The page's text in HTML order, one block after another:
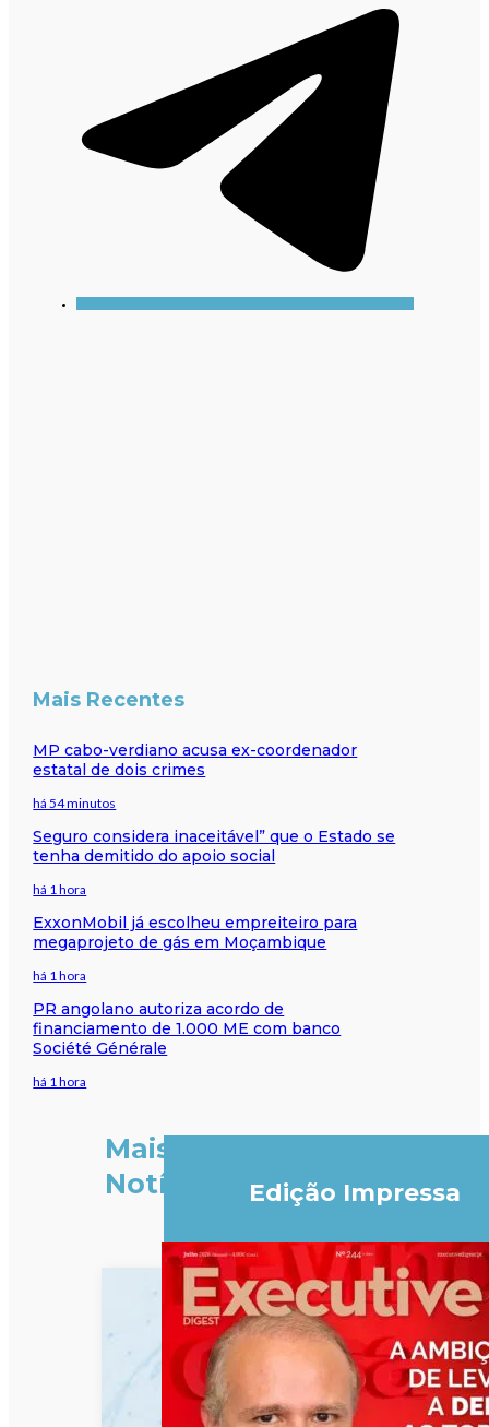
Mais Recentes
MP cabo-verdiano acusa ex-coordenador
estatal de dois crimes
há 54 minutos
Seguro considera inaceitável” que o Estado se
tenha demitido do apoio social
há 1 hora
ExxonMobil já escolheu empreiteiro para
megaprojeto de gás em Moçambique
há 1 hora
PR angolano autoriza acordo de
financiamento de 1.000 ME com banco
Société Générale
há 1 hora
Mais
Notícias
Edição Impressa